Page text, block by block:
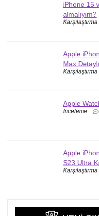
iPhone 15
almalıyım?
Karşılaştırma
Apple
Max
Karşılaştırma
Apple
İnceleme
Apple
S23 Ultra
Karşılaştırma